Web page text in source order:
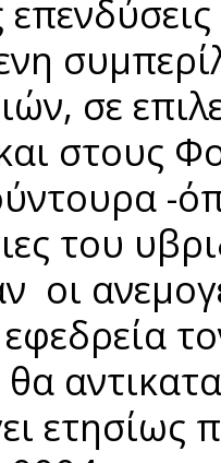
σε
στους
-
του
οι
ετησίως